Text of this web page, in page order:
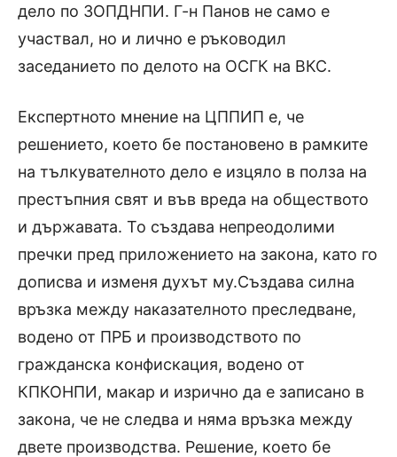
дело по ЗОПДНПИ. Г-н Панов не само е
участвал, но и лично е ръководил
заседанието по делото на ОСГК на ВКС.
Експертното мнение на ЦППИП е, че
решението, което бе постановено в рамките
на тълкувателното дело е изцяло в полза на
престъпния свят и във вреда на обществото
и държавата. То създава непреодолими
пречки пред приложението на закона, като го
дописва и изменя духът му.Създава силна
връзка между наказателното преследване,
водено от ПРБ и производството по
гражданска конфискация, водено от
КПКОНПИ, макар и изрично да е записано в
закона, че не следва и няма връзка между
двете производства. Решение, което бе